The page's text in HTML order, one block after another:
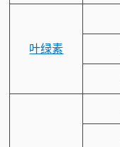
叶绿素